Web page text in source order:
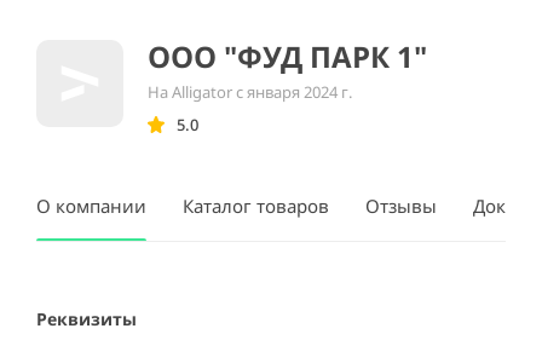
ООО "ФУД ПАРК 1"
На Alligator с января 2024 г.
5.0
О компании Каталог товаров Отзывы
Реквизиты